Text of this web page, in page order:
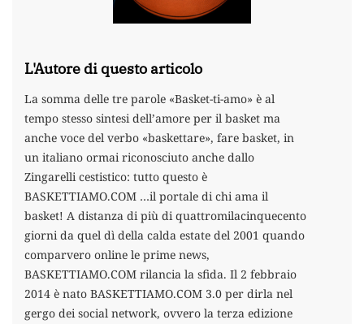
L'Autore di questo articolo
La somma delle tre parole «Basket-ti-amo» è al
tempo stesso sintesi dell’amore per il basket ma
anche voce del verbo «baskettare», fare basket, in
un italiano ormai riconosciuto anche dallo
Zingarelli cestistico: tutto questo è
BASKETTIAMO.COM …il portale di chi ama il
basket! A distanza di più di quattromilacinquecento
giorni da quel dì della calda estate del 2001 quando
comparvero online le prime news,
BASKETTIAMO.COM rilancia la sfida. Il 2 febbraio
2014 è nato BASKETTIAMO.COM 3.0 per dirla nel
gergo dei social network, ovvero la terza edizione